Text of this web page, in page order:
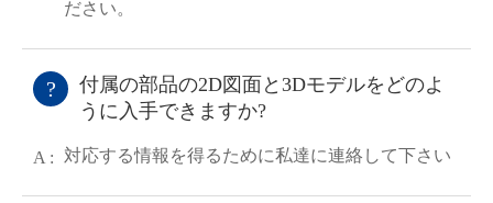
ださい。
?
付属の部品の2D図面と3Dモデルをどのよ
うに入手できますか?
A : 対応する情報を得るために私達に連絡して下さい